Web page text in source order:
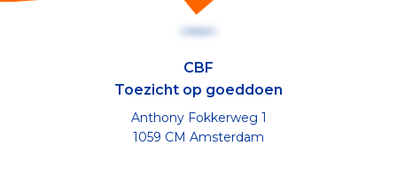
CBF
Toezicht op goeddoen
Anthony Fokkerweg 1
1059 CM Amsterdam